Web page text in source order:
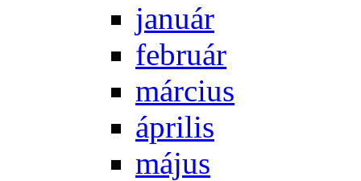
ja­nu­ár
feb­ru­ár
már­ci­us
áp­ri­lis
má­jus